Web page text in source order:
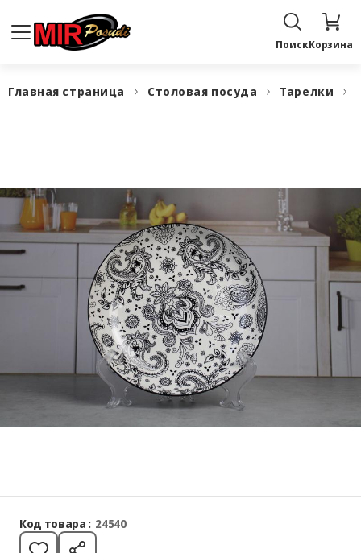
ПоискКорзина
Главная страница Столовая посуда Тарелки
Код товара : 24540